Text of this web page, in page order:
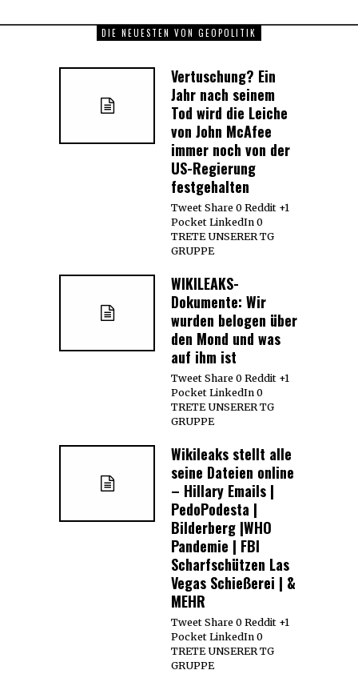
DIE NEUESTEN VON GEOPOLITIK
Vertuschung? Ein
Jahr nach seinem
Tod wird die Leiche
von John McAfee
immer noch von der
US-Regierung
festgehalten
Tweet Share 0 Reddit +1
Pocket LinkedIn 0
TRETE UNSERER TG
GRUPPE
WIKILEAKS-
Dokumente: Wir
wurden belogen über
den Mond und was
auf ihm ist
Tweet Share 0 Reddit +1
Pocket LinkedIn 0
TRETE UNSERER TG
GRUPPE
Wikileaks stellt alle
seine Dateien online
– Hillary Emails |
PedoPodesta |
Bilderberg |WHO
Pandemie | FBI
Scharfschützen Las
Vegas Schießerei | &
MEHR
Tweet Share 0 Reddit +1
Pocket LinkedIn 0
TRETE UNSERER TG
GRUPPE